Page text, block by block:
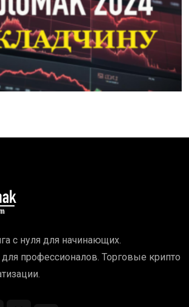
с нуля для начинающих.
профессионалов. Торговые крипто